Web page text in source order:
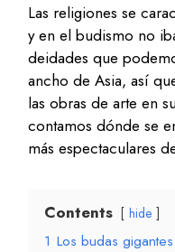
Las religiones se
y en el budismo no
deidades que
ancho de Asia, así
las obras de arte en
contamos dónde se
más espectaculares
Contents hide
1 Los budas